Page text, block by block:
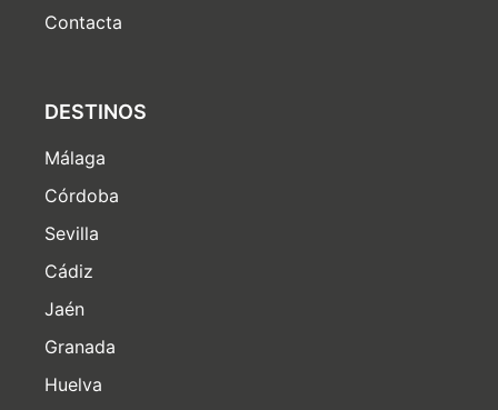
Contacta
DESTINOS
Málaga
Córdoba
Sevilla
Cádiz
Jaén
Granada
Huelva